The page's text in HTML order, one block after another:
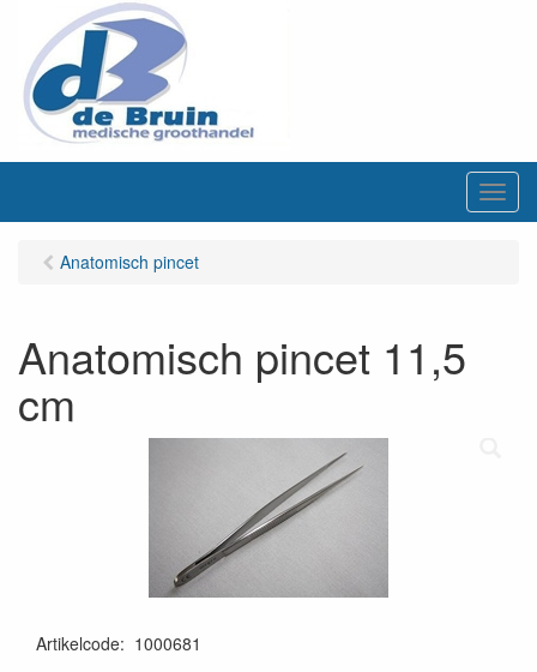
M
e
Anatomisch pincet
Anatomisch pincet 11,5
cm
Artikelcode: 1000681